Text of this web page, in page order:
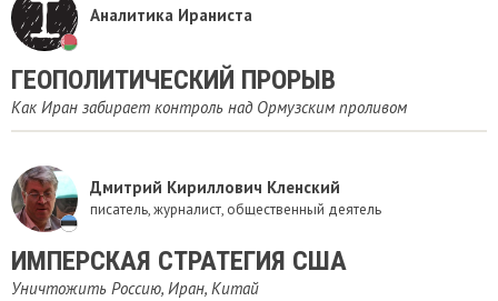
Аналитика Ираниста
ГЕОПОЛИТИЧЕСКИЙ ПРОРЫВ
Как Иран забирает контроль над Ормузским проливом
Дмитрий Кириллович Кленский
писатель, журналист, общественный деятель
ИМПЕРСКАЯ СТРАТЕГИЯ США
Уничтожить Россию, Иран, Китай